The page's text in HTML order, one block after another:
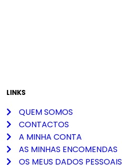
LINKS
QUEM SOMOS
CONTACTOS
A MINHA CONTA
AS MINHAS ENCOMENDAS
OS MEUS DADOS PESSOAIS